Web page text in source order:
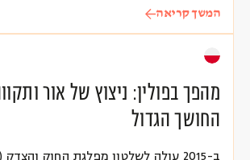
המשך קריאה
מהפך בפולין: ניצוץ של אור
החושך הגדול